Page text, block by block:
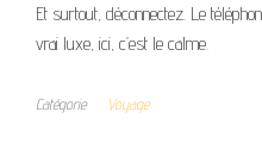
Et surtout, déconnectez. Le
vrai luxe, ici, c’est le calme.
Catégorie Voyage